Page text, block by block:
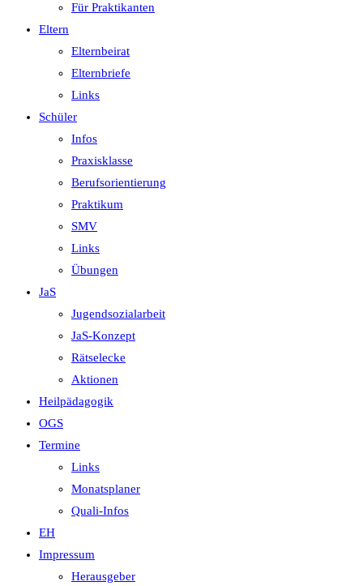
Für Praktikanten
Eltern
Elternbeirat
Elternbriefe
Links
Schüler
Infos
Praxisklasse
Berufsorientierung
Praktikum
SMV
Links
Übungen
JaS
Jugendsozialarbeit
JaS-Konzept
Rätselecke
Aktionen
Heilpädagogik
OGS
Termine
Links
Monatsplaner
Quali-Infos
EH
Impressum
Herausgeber